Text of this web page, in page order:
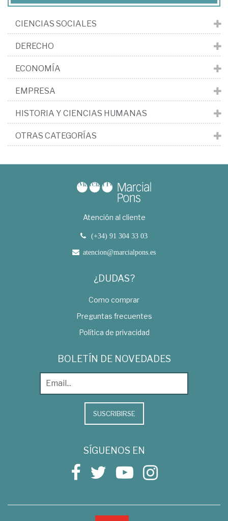
CIENCIAS SOCIALES
DERECHO
ECONOMÍA
EMPRESA
HISTORIA Y CIENCIAS HUMANAS
OTRAS CATEGORÍAS
Atención al cliente
(+34) 91 304 33 03
atencion@marcialpons.es
¿DUDAS?
Como comprar
Preguntas frecuentes
Política de privacidad
BOLETÍN DE NOVEDADES
SUSCRIBIRSE
SÍGUENOS EN